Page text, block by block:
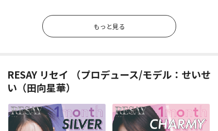
もっと見る
RESAY リセイ （プロデュース/モデル：せいせ
い（田向星華）